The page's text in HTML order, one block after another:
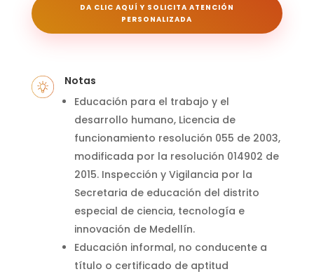
DA CLIC AQUÍ Y SOLICITA ATENCIÓN
PERSONALIZADA
Notas
Educación para el trabajo y el
desarrollo humano, Licencia de
funcionamiento resolución 055 de 2003,
modificada por la resolución 014902 de
2015. Inspección y Vigilancia por la
Secretaria de educación del distrito
especial de ciencia, tecnología e
innovación de Medellín.
Educación informal, no conducente a
título o certificado de aptitud